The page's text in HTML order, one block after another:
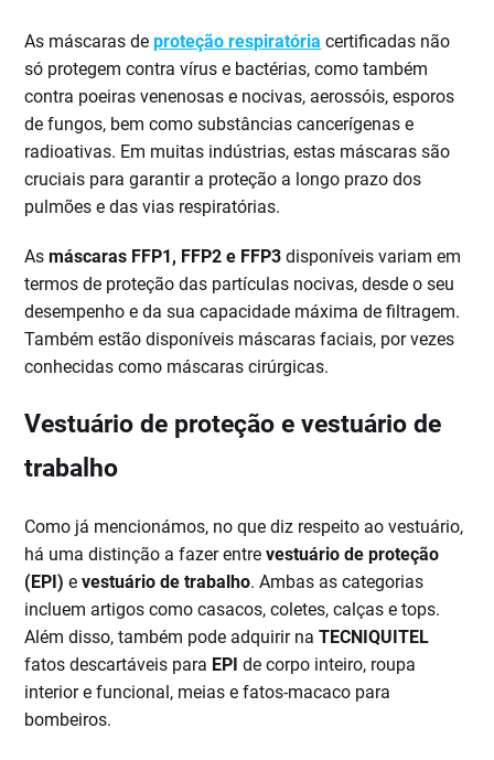
As máscaras deproteção respiratória certificadas não
só protegem contra vírus e bactérias, como também
contra poeiras venenosas e nocivas, aerossóis, esporos
de fungos, bem como substâncias cancerígenas e
radioativas. Em muitas indústrias, estas máscaras são
cruciais para garantir a proteção a longo prazo dos
pulmões e das vias respiratórias.
Asmáscaras FFP1, FFP2 e FFP3 disponíveis variam em
termos de proteção das partículas nocivas, desde o seu
desempenho e da sua capacidade máxima de filtragem.
Também estão disponíveis máscaras faciais, por vezes
conhecidas como máscaras cirúrgicas.
Vestuário de proteção e vestuário de
trabalho
Como já mencionámos, no que diz respeito ao vestuário,
há uma distinção a fazer entrevestuário de proteção
(EPI) evestuário de trabalho. Ambas as categorias
incluem artigos como casacos, coletes, calças e tops.
Além disso, também pode adquirir naTECNIQUITEL
fatos descartáveis para EPI de corpo inteiro, roupa
interior e funcional, meias e fatos-macaco para
bombeiros.